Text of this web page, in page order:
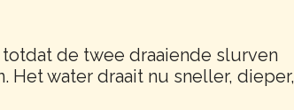
de twee draaiende slurven
Het water draait nu sneller, dieper,